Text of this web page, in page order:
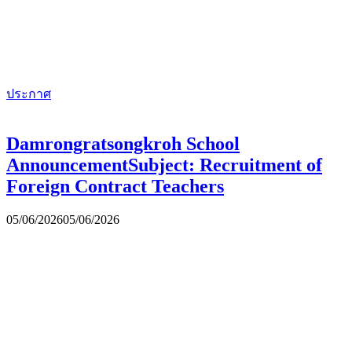
ประกาศ
Damrongratsongkroh School
AnnouncementSubject: Recruitment of
Foreign Contract Teachers
05/06/202605/06/2026